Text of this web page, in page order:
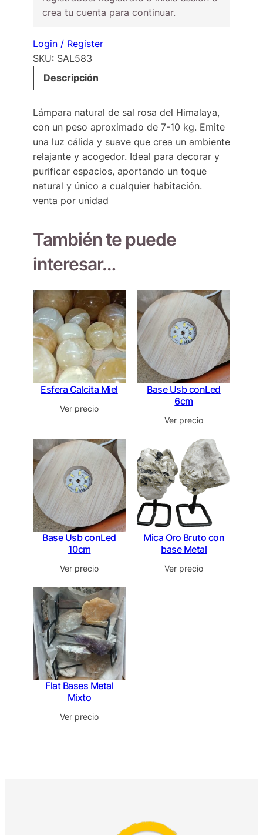
crea tu cuenta para continuar.
Login / Register
SKU: SAL583
Descripción
Lámpara natural de sal rosa del Himalaya,
con un peso aproximado de 7-10 kg. Emite
una luz cálida y suave que crea un ambiente
relajante y acogedor. Ideal para decorar y
purificar espacios, aportando un toque
natural y único a cualquier habitación.
venta por unidad
También te puede
interesar…
Esfera Calcita Miel
Ver precio
Base Usb conLed
6cm
Ver precio
Base Usb conLed
10cm
Ver precio
Mica Oro Bruto con
base Metal
Ver precio
Flat Bases Metal
Mixto
Ver precio